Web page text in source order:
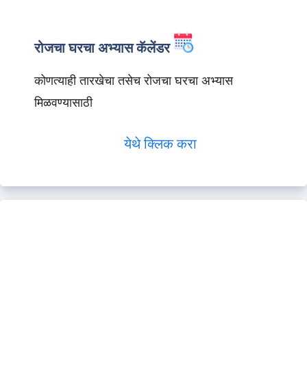
रोजचा घरचा अभ्यास कॅलेंडर
कोणत्याही तारखेचा तसेच रोजचा घरचा अभ्यास
मिळवण्यासाठी
येथे क्लिक करा